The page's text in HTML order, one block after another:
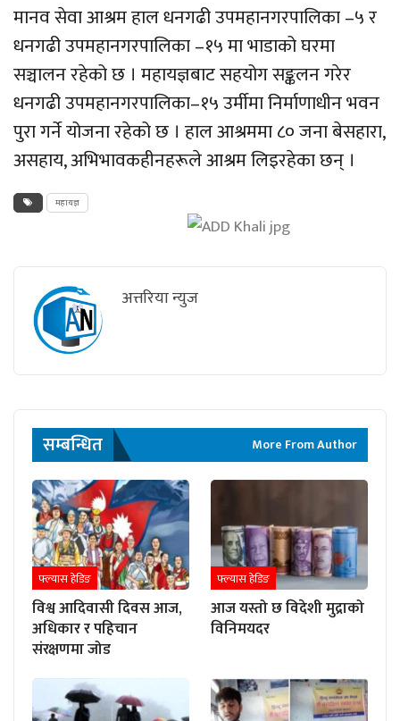
मानव सेवा आश्रम हाल धनगढी उपमहानगरपालिका –५ र
धनगढी उपमहानगरपालिका –१५ मा भाडाको घरमा
सञ्चालन रहेको छ । महायज्ञबाट सहयोग सङ्कलन गरेर
धनगढी उपमहानगरपालिका–१५ उर्मीमा निर्माणाधीन भवन
पुरा गर्ने योजना रहेको छ । हाल आश्रममा ८० जना बेसहारा,
असहाय, अभिभावकहीनहरूले आश्रम लिइरहेका छन् ।
महायज्ञ
अत्तरिया न्युज
सम्बन्धित More From Author
फ्ल्यास हेडिङ
विश्व आदिवासी दिवस आज,
अधिकार र पहिचान
संरक्षणमा जोड
फ्ल्यास हेडिङ
आज यस्तो छ विदेशी मुद्राको
विनिमयदर